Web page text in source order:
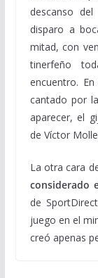
descanso
disparo a
mitad, con
tinerfeño
encuentro.
cantado por
aparecer, el
de Víctor
La otra cara
considerado
de
juego en el
creó apenas